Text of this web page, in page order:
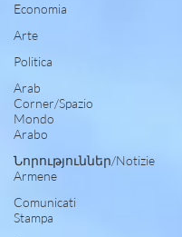
Economia
Arte
Politica
Arab
Corner/Spazio
Mondo
Arabo
Նորություններ/Notizie
Armene
Comunicati
Stampa